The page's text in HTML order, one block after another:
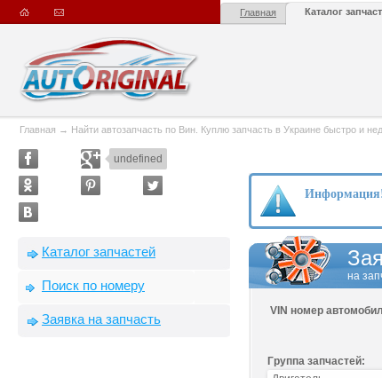
Главная Каталог
Главная → Найти автозапчасть по Вин. Куплю запчасть в Украине быстро и
undefined
Каталог запчастей
Поиск по номеру
Заявка на запчасть
на
VIN номер
Группа запчастей: